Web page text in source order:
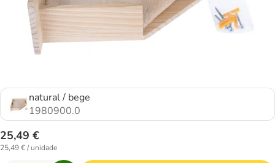
natural / bege
1980900.0
25,49 €
25,49 € / unidade